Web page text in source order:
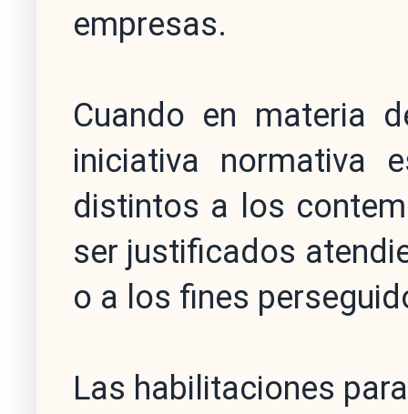
empresas.
Cuando en materia
iniciativa normativa
distintos a los
ser justificados
o a los fines
Las habilitaciones